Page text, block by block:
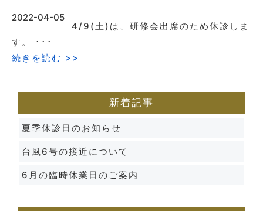
2022-04-05
4/9(土)は、研修会出席のため休診しま
す。 ･･･
続きを読む >>
新着記事
夏季休診日のお知らせ
台風6号の接近について
6月の臨時休業日のご案内